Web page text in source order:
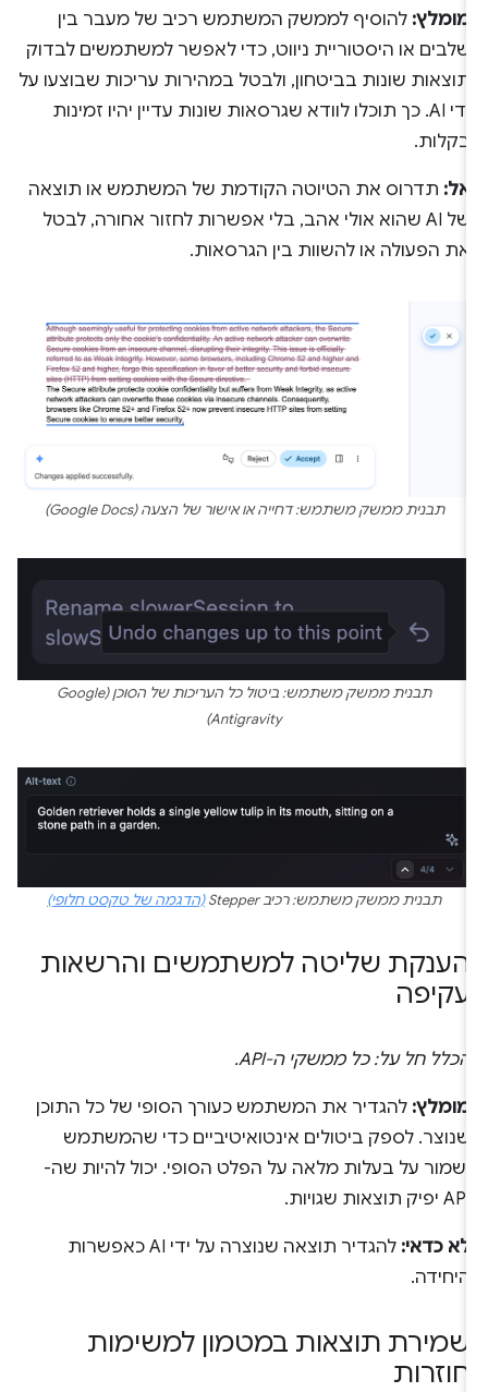
מומלץ:להוסיף לממשק המשתמש רכיב של מעבר בין
שלבים או היסטוריית ניווט, כדי לאפשר למשתמשים לבדוק
תוצאות שונות בביטחון, ולבטל במהירות עריכות שבוצעו על
ידי AI. כך תוכלו לוודא שגרסאות שונות עדיין יהיו זמינות
בקלות.
אל:תדרוס את הטיוטה הקודמת של המשתמש או תוצאה
של AI שהוא אולי אהב, בלי אפשרות לחזור אחורה, לבטל
את הפעולה או להשוות בין הגרסאות.
תבנית ממשק משתמש: דחייה או אישור של הצעה (Google Docs)
תבנית ממשק משתמש: ביטול כל העריכות של הסוכן (Google
Antigravity)
תבנית ממשק משתמש: רכיב Stepper (הדגמה של טקסט חלופי)
הענקת שליטה למשתמשים והרשאות
עקיפה
הכלל חל על: כל ממשקי ה-API.
מומלץ:להגדיר את המשתמש כעורך הסופי של כל התוכן
שנוצר. לספק ביטולים אינטואיטיביים כדי שהמשתמש
ישמור על בעלות מלאה על הפלט הסופי. יכול להיות שה-
API יפיק תוצאות שגויות.
לא כדאי:
להגדיר תוצאה שנוצרה על ידי AI כאפשרות
היחידה.
שמירת תוצאות במטמון למשימות
חוזרות